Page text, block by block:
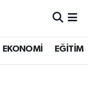
EKONOMİ EĞİTİM